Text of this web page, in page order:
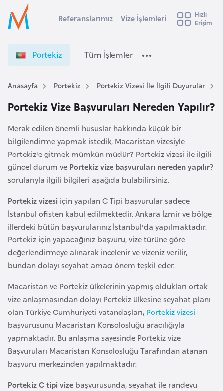
Ülke Seçimi
Başvuru yapmak istediğiniz ülkeyi seçin
Üye
Girişi
e
Referanslarımız Vize İşlemleri
Hızlı
Erişim
Portekiz Tüm İşlemler
Anasayfa Portekiz Portekiz Vizesi İle İlgili Duyurular
Portekiz Vize Başvuruları Nereden Yapılır?
Merak edilen önemli hususlar hakkında küçük bir
bilgilendirme yapmak istedik, Macaristan vizesiyle
Portekiz'e gitmek mümkün müdür? Portekiz vizesi ile ilgili
güncel durum ve Portekiz vize başvuruları nereden yapılır?
sorularıyla ilgili bilgileri aşağıda bulabilirsiniz.
Portekiz vizesi için yapılan C Tipi başvurular sadece
İstanbul ofisten kabul edilmektedir. Ankara İzmir ve bölge
illerdeki bütün başvurularınız İstanbul'da yapılmaktadır.
Portekiz için yapacağınız başvuru, vize türüne göre
değerlendirmeye alınarak incelenir ve vizeniz verilir,
bundan dolayı seyahat amacı önem teşkil eder.
Macaristan ve Portekiz ülkelerinin yapmış oldukları ortak
vize anlaşmasından dolayı Portekiz ülkesine seyahat planı
olan Türkiye Cumhuriyeti vatandaşları, Portekiz vizesi
başvurusunu Macaristan Konsolosluğu aracılığıyla
yapmaktadır. Bu anlaşma sayesinde Portekiz vize
Başvuruları Macaristan Konsolosluğu Tarafından atanan
başvuru merkezinden yapılmaktadır.
Portekiz C tipi vize başvurusunda, seyahat ile randevu
s
t
r
a
u
r
y
a
A
z
y
c
a
n